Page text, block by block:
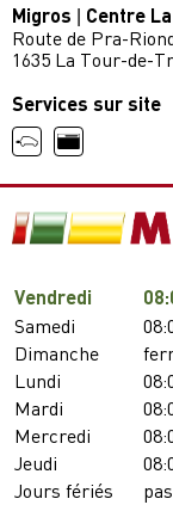
Migros | Centre
Route de Pra-
1635 La Tour-de-
Services sur site
Vendredi
Samedi
Dimanche
Lundi
Mardi
Mercredi
Jeudi
Jours fériés